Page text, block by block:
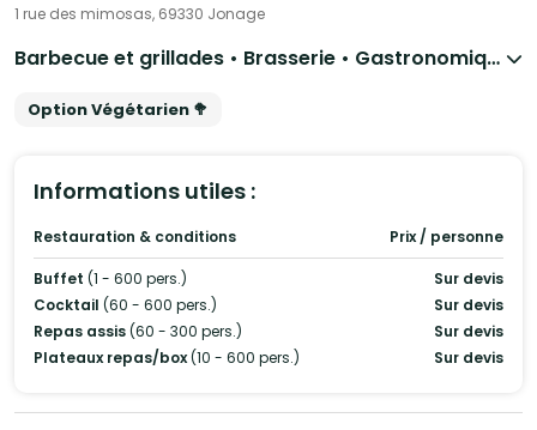
1 rue des mimosas, 69330 Jonage
Barbecue et grillades • Brasserie • Gastronomique • Nouvelle cuisine • Cuisine régionale • Français Traditionnel • Asiatique • Espagnol • Italien • Wedding Cake
Option Végétarien 🥦
Informations utiles :
Restauration & conditions Prix / personne
Buffet (1 - 600 pers.)
Sur devis
Cocktail (60 - 600 pers.)
Sur devis
Repas assis(60 - 300 pers.)
Sur devis
Plateaux repas/box(10 - 600 pers.) Sur devis